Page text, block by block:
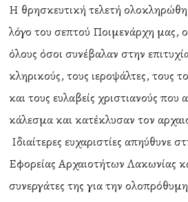
Η θρησκευτική τελετή
λόγο του σεπτού Ποιμενάρχη μας,
όλους όσοι συνέβαλαν στην
κληρικούς, τους ιεροψάλτες, τους
και τους ευλαβείς χριστιανούς
κάλεσμα και κατέκλυσαν τον
Ιδιαίτερες ευχαριστίες απηύθυνε
Εφορείας Αρχαιοτήτων Λακωνίας
συνεργάτες της για την